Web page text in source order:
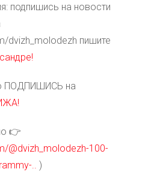
подпишись на новости
dvizh_molodezh пишите
ПОДПИШИСЬ на
👉
@dvizh_molodezh-100-
..
)